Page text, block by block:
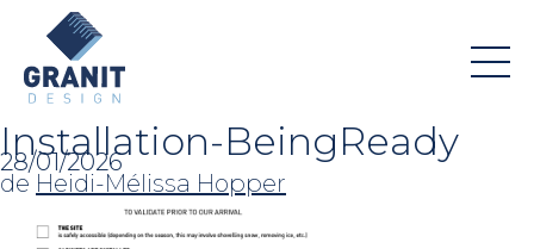
Installation-BeingReady
28/01/2026
de Heidi-Mélissa Hopper